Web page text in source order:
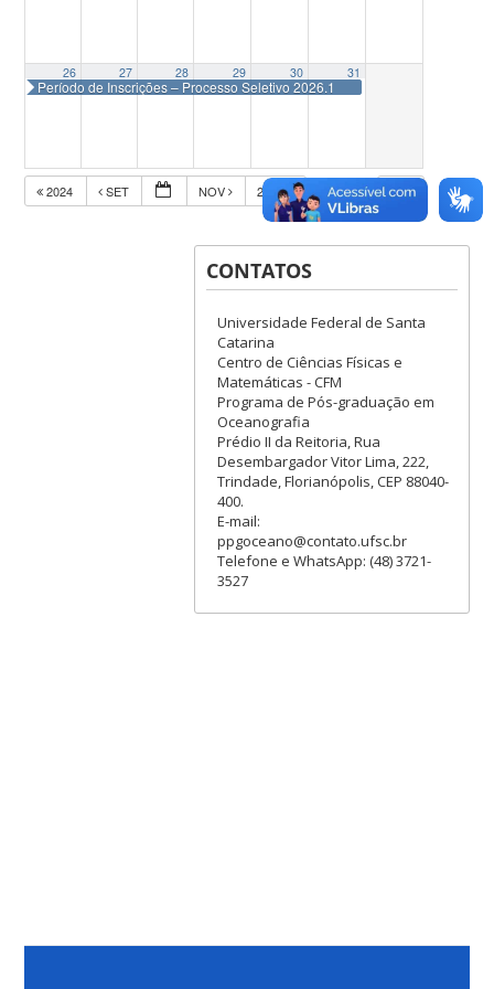
26
Período de Inscrições – Processo Seletivo 2026.1
27 28 29 30 31
2024 SET NOV 2026
CONTATOS
Universidade Federal de Santa
Catarina
Centro de Ciências Físicas e
Matemáticas - CFM
Programa de Pós-graduação em
Oceanografia
Prédio II da Reitoria, Rua
Desembargador Vitor Lima, 222,
Trindade, Florianópolis, CEP 88040-
400.
E-mail:
ppgoceano@contato.ufsc.br
Telefone e WhatsApp: (48) 3721-
3527